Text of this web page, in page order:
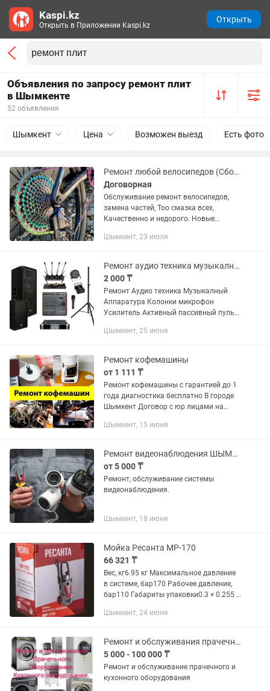
Объявления по запросу ремонт плит
в Шымкенте
52 объявления
Шымкент Цена Возможен выезд Есть фото
Ремонт любой велосипедов (Сборка и разборка, покраска замена запчастей
Договорная
Обслуживание ремонт велосипедов,
замена частей, Тоо смазка всех,
Качественно и недорого. Новые
велосипедов
Шымкент, 23 июля
Ремонт аудио техника музыкалный аппаратура колонки микрофон пульт усилитель
2 000 ₸
Ремонт Аудио техника Музыкалный
Аппаратура Колонки микрофон
Усилитель Активный пассивный пульт
Шымкент, 25 июня
Ремонт кофемашины
от 1 111 ₸
Ремонт кофемашины с гарантией до 1
года диагностика бесплатно В городе
Шымкент Договор с юр лицами на
Шымкент, 15 июня
Ремонт видеонаблюдения ШЫМКЕНТ
от 5 000 ₸
Ремонт, обслуживание системы
видеонаблюдения.
Шымкент, 18 июня
Мойка Ресанта МР-170
66 321 ₸
Вес, кг6.95 кг Максимальное давление
в системе, бар170 Рабочее давление,
бар110 Габариты упаковки0.3 × 0.255 ×
Максимально допустимое давление
Шымкент, 24 июня
Ремонт и обслуживания прачечного и кухонного оборудования
5 000 - 100 000 ₸
Ремонт и обслуживание прачечного и
кухонного оборудования
Kaspi.kz
Открыть в Приложении Kaspi.kz
Открыть